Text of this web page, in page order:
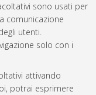
sono usati per
comunicazione
utenti.
solo con i
attivando
potrai esprimere
Aug 8 20:40:38 2026